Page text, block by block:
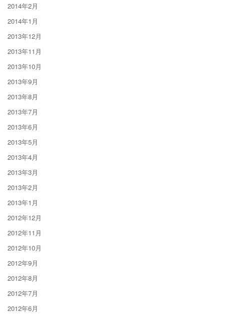
2014年2月
2014年1月
2013年12月
2013年11月
2013年10月
2013年9月
2013年8月
2013年7月
2013年6月
2013年5月
2013年4月
2013年3月
2013年2月
2013年1月
2012年12月
2012年11月
2012年10月
2012年9月
2012年8月
2012年7月
2012年6月